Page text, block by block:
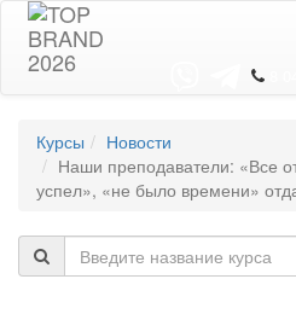
Курсы
Новости
Наши преподаватели: «Все
успел», «не было времени»